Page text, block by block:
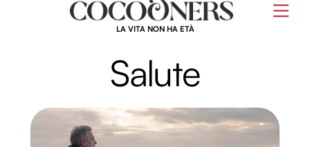
LA VITA NON HA ETÀ
Salute